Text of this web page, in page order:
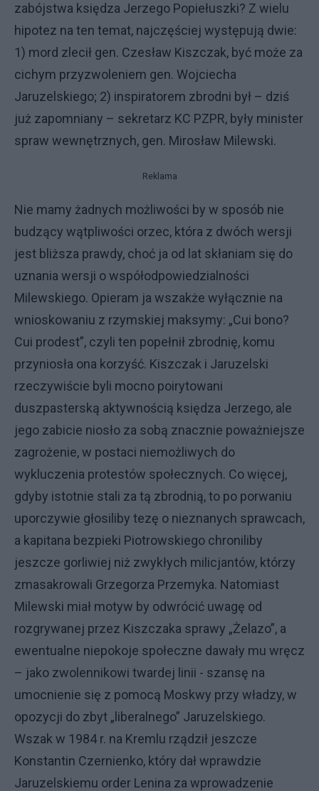
zabójstwa księdza Jerzego Popiełuszki? Z wielu
hipotez na ten temat, najczęściej występują dwie:
1) mord zlecił gen. Czesław Kiszczak, być może za
cichym przyzwoleniem gen. Wojciecha
Jaruzelskiego; 2) inspiratorem zbrodni był – dziś
już zapomniany – sekretarz KC PZPR, były minister
spraw wewnętrznych, gen. Mirosław Milewski.
Reklama
Nie mamy żadnych możliwości by w sposób nie
budzący wątpliwości orzec, która z dwóch wersji
jest bliższa prawdy, choć ja od lat skłaniam się do
uznania wersji o współodpowiedzialności
Milewskiego. Opieram ja wszakże wyłącznie na
wnioskowaniu z rzymskiej maksymy: „Cui bono?
Cui prodest”, czyli ten popełnił zbrodnię, komu
przyniosła ona korzyść. Kiszczak i Jaruzelski
rzeczywiście byli mocno poirytowani
duszpasterską aktywnością księdza Jerzego, ale
jego zabicie niosło za sobą znacznie poważniejsze
zagrożenie, w postaci niemożliwych do
wykluczenia protestów społecznych. Co więcej,
gdyby istotnie stali za tą zbrodnią, to po porwaniu
uporczywie głosiliby tezę o nieznanych sprawcach,
a kapitana bezpieki Piotrowskiego chroniliby
jeszcze gorliwiej niż zwykłych milicjantów, którzy
zmasakrowali Grzegorza Przemyka. Natomiast
Milewski miał motyw by odwrócić uwagę od
rozgrywanej przez Kiszczaka sprawy „Żelazo”, a
ewentualne niepokoje społeczne dawały mu wręcz
– jako zwolennikowi twardej linii - szansę na
umocnienie się z pomocą Moskwy przy władzy, w
opozycji do zbyt „liberalnego” Jaruzelskiego.
Wszak w 1984 r. na Kremlu rządził jeszcze
Konstantin Czernienko, który dał wprawdzie
Jaruzelskiemu order Lenina za wprowadzenie